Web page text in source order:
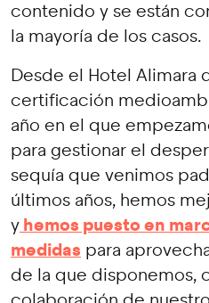
contenido y se están
la mayoría de los casos.
Desde el Hotel Alimara
certificación
año en el que
para gestionar el
sequía que venimos
últimos años, hemos
y hemos puesto en
medidas para
de la que disponemos,